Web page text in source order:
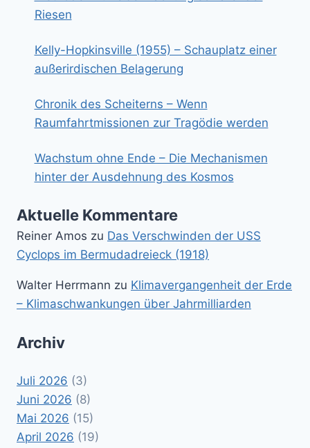
Riesen
Kelly-Hopkinsville (1955) – Schauplatz einer
außerirdischen Belagerung
Chronik des Scheiterns – Wenn
Raumfahrtmissionen zur Tragödie werden
Wachstum ohne Ende – Die Mechanismen
hinter der Ausdehnung des Kosmos
Aktuelle Kommentare
Reiner Amos zu Das Verschwinden der USS
Cyclops im Bermudadreieck (1918)
Walter Herrmann zu Klimavergangenheit der Erde
– Klimaschwankungen über Jahrmilliarden
Archiv
Juli 2026 (3)
Juni 2026 (8)
Mai 2026 (15)
April 2026 (19)